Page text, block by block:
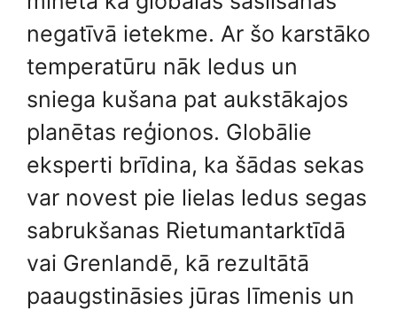
negatīvā ietekme. Ar šo karstāko
temperatūru nāk ledus un
sniega kušana pat aukstākajos
planētas reģionos. Globālie
eksperti brīdina, ka šādas sekas
var novest pie lielas ledus segas
sabrukšanas Rietumantarktīdā
vai Grenlandē, kā rezultātā
paaugstināsies jūras līmenis un